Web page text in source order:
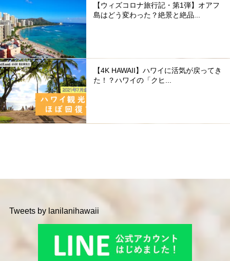
【ウィズコロナ旅行記・第1弾】オアフ
島はどう変わった？絶景と絶品...
【4K HAWAII】ハワイに活気が戻ってき
た！？ハワイの「クヒ...
Tweets by lanilanihawaii